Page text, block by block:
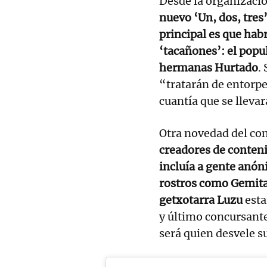
nuevo ‘Un, dos,
principal es que
‘tacañones’: el
hermanas Hurtado.
“tratarán de
cuantía que se
Otra novedad del
creadores de
incluía a gente
rostros como
getxotarra Luzu
y último
será quien desvele